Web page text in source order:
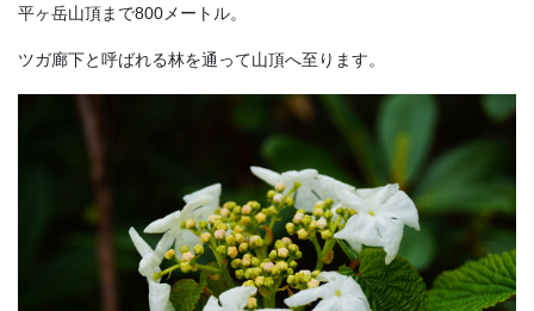
平ヶ岳山頂まで800メートル。
ツガ廊下と呼ばれる林を通って山頂へ至ります。